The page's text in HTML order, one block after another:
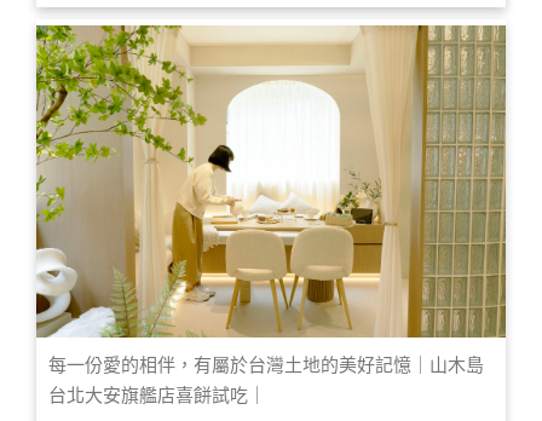
每一份愛的相伴，有屬於台灣土地的美好記憶｜山木島
台北大安旗艦店喜餅試吃｜